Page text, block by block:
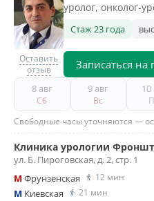
Оставить
отзыв
уролог, онколог-
Стаж 23 года
Записаться на
8 авг
Сб
9 авг
Вс
10
Свободные часы уточняются —
Клиника урологии
ул. Б. Пироговская, д. 2, стр. 1
MФрунзенская 12 мин
M Киевская 21 мин